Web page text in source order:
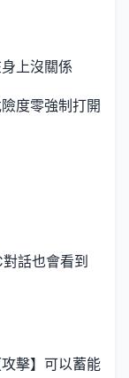
上沒關係
度零強制打開
話也會看到
擊】可以蓄能